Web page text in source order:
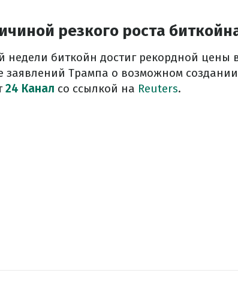
резкого роста
биткойн достиг рекордной цены
Трампа о возможном создании
24 Канал со ссылкой на Reuters.